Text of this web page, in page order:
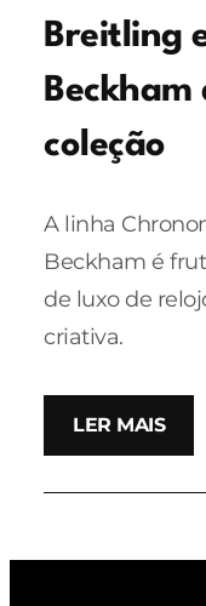
Breitling
coleção
A linha
Beckham é
de luxo de
criativa.
LER MAIS